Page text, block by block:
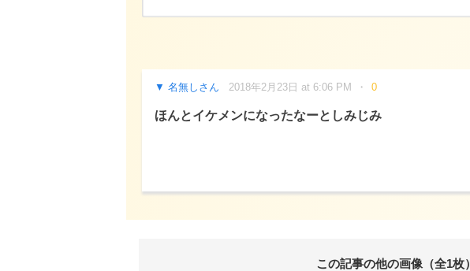
名無しさん 2018年2月23日 at 6:06 PM 0
ほんとイケメンになったなーとしみじみ
この記事の他の画像（全1枚）